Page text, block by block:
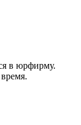
в юрфирму.